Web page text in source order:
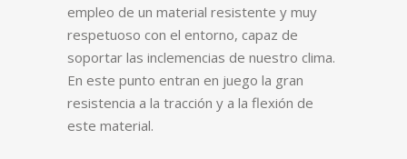
empleo de un material resistente y muy
respetuoso con el entorno, capaz de
soportar las inclemencias de nuestro clima.
En este punto entran en juego la gran
resistencia a la tracción y a la flexión de
este material.